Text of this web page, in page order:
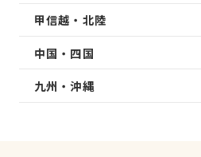
甲信越・北陸
中国・四国
九州・沖縄